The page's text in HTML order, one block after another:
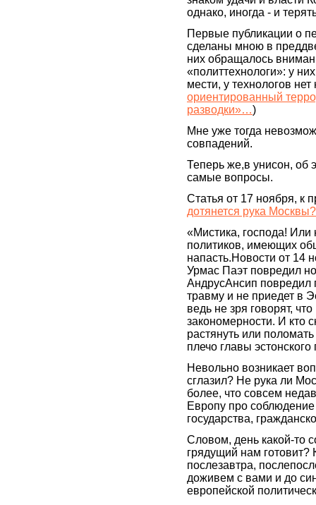
однако, иногда - и
Первые публикации о
сделаны мною в
них обращалось
«политтехнологи»: у
мести, у технологов
ориентированный
разводки»…)
Мне уже тогда
совпадений.
Теперь же,в унисон, об
самые вопросы.
Статья от 17 ноября, к
дотянется рука
«Мистика, господа! Или
политиков, имеющих
напасть.Новости от 14
Урмас Паэт повредил
АндрусАнсип повредил
травму и не приедет в
ведь не зря говорят,
закономерности. И кто
растянуть или
плечо главы эстонского
Невольно возникает
сглазил? Не рука ли
более, что совсем
Европу про соблюдение
государства,
Словом, день какой-то
грядущий нам готовит?
послезавтра,
доживем с вами и до
европейской